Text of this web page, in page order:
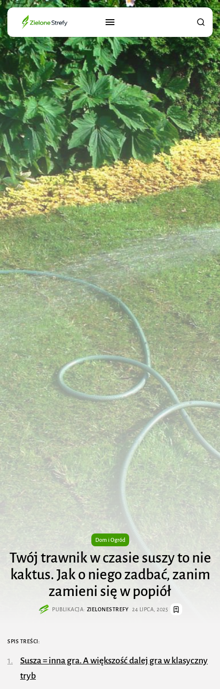
Dom i Ogród
Twój trawnik w czasie suszy to nie
kaktus. Jak o niego zadbać, zanim
zamieni się w popiół
PUBLIKACJA: ZIELONESTREFY 24 LIPCA, 2025
SPIS TREŚCI:
Susza = inna gra. A większość dalej gra w klasyczny
tryb